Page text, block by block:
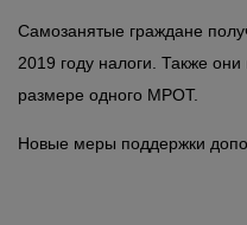
Самозанятые граждане
2019 году налоги. Также
размере одного МРОТ.
Новые меры поддержки